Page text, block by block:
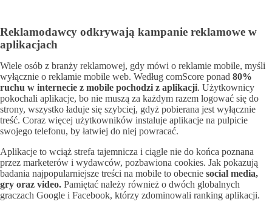
Reklamodawcy odkrywają kampanie reklamowe w
aplikacjach
Wiele osób z branży reklamowej, gdy mówi o reklamie mobile, myśli
wyłącznie o reklamie mobile web. Według comScore ponad 80%
ruchu w internecie z mobile pochodzi z aplikacji. Użytkownicy
pokochali aplikacje, bo nie muszą za każdym razem logować się do
strony, wszystko ładuje się szybciej, gdyż pobierana jest wyłącznie
treść. Coraz więcej użytkowników instaluje aplikacje na pulpicie
swojego telefonu, by łatwiej do niej powracać.
Aplikacje to wciąż strefa tajemnicza i ciągle nie do końca poznana
przez marketerów i wydawców, pozbawiona cookies. Jak pokazują
badania najpopularniejsze treści na mobile to obecnie social media,
gry oraz video. Pamiętać należy również o dwóch globalnych
graczach Google i Facebook, którzy zdominowali ranking aplikacji.